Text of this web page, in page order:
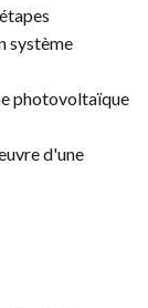
système
photovoltaïque
d'une